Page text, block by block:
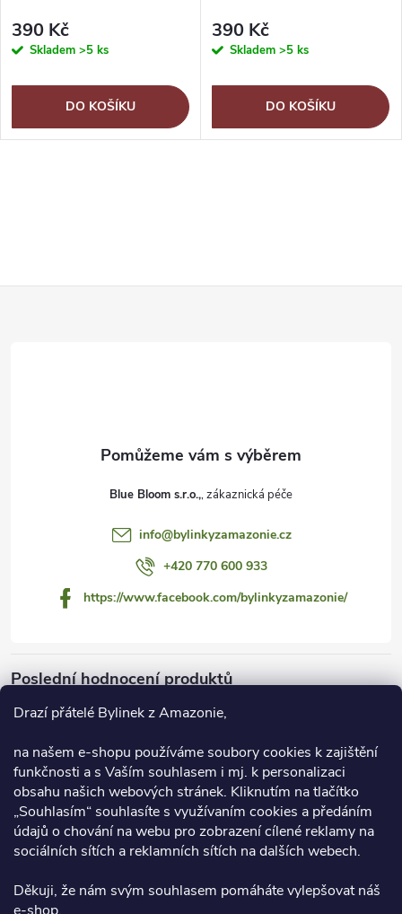
Drazí přátelé Bylinek z Amazonie,
na našem e-shopu používáme soubory cookies k zajištění
funkčnosti a s Vaším souhlasem i mj. k personalizaci
obsahu našich webových stránek. Kliknutím na tlačítko
„Souhlasím“ souhlasíte s využívaním cookies a předáním
údajů o chování na webu pro zobrazení cílené reklamy na
sociálních sítích a reklamních sítích na dalších webech.
Děkuji, že nám svým souhlasem pomáháte vylepšovat náš
390 Kč
Skladem >5 ks
DO KOŠÍKU
390 Kč
Skladem >5 ks
DO KOŠÍKU
Poslední hodnocení produktů
Dračí krev 55 ml
Úžasný. Nachlazení hned pric. Je to zázrak na vše;)
Facebook
Blue Bloom s.r.o.,
info@bylinkyzamazonie.cz
+420 770 600 933
https://www.facebook.com/bylinkyzamazonie/